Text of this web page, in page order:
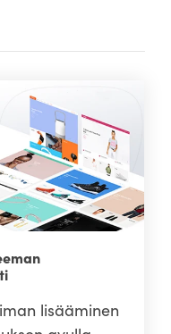
lisääminen